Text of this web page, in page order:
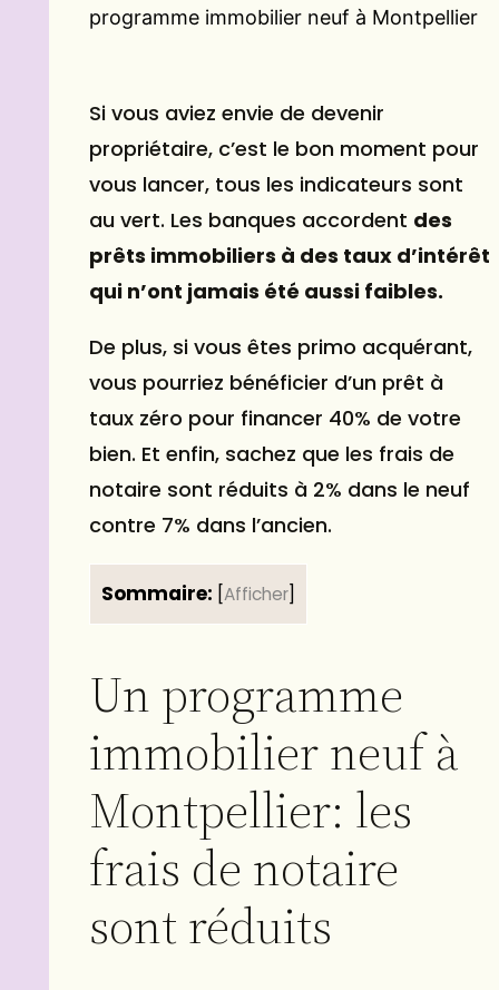
programme immobilier neuf à Montpellier
Si vous aviez envie de devenir
propriétaire, c’est le bon moment pour
vous lancer, tous les indicateurs sont
au vert. Les banques accordent des
prêts immobiliers à des taux d’intérêt
qui n’ont jamais été aussi faibles.
De plus, si vous êtes primo acquérant,
vous pourriez bénéficier d’un prêt à
taux zéro pour financer 40% de votre
bien. Et enfin, sachez que les frais de
notaire sont réduits à 2% dans le neuf
contre 7% dans l’ancien.
Sommaire: Afficher
Un programme
immobilier neuf à
Montpellier: les
frais de notaire
sont réduits